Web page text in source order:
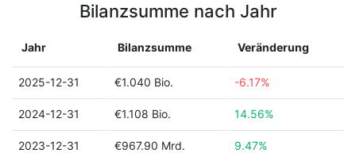
Bilanzsumme nach Jahr
Jahr Bilanzsumme Veränderung
2025-12-31 €1.040 Bio. -6.17%
2024-12-31 €1.108 Bio. 14.56%
2023-12-31 €967.90 Mrd. 9.47%